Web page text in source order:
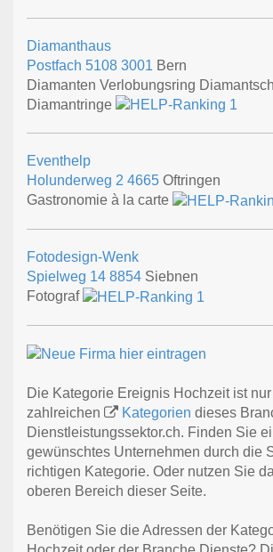
Diamanthaus
Postfach 5108 3001 Bern
Diamanten Verlobungsring
Diamantringe
Eventhelp
Holunderweg 2 4665 Oftringen
Gastronomie à la carte
Fotodesign-Wenk
Spielweg 14 8854 Siebnen
Fotograf
Die Kategorie Ereignis Hochzeit ist
zahlreichen
Kategorien dieses
Dienstleistungssektor.ch. Finden Sie
gewünschtes Unternehmen durch die
richtigen Kategorie. Oder nutzen Sie
oberen Bereich dieser Seite.
Benötigen Sie die Adressen der